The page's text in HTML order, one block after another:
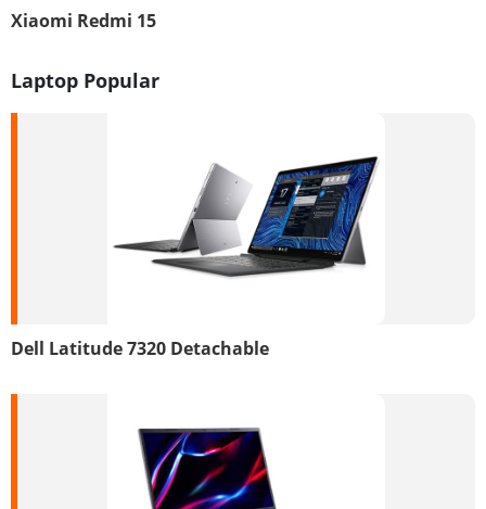
Xiaomi Redmi 15
Laptop Popular
Dell Latitude 7320 Detachable